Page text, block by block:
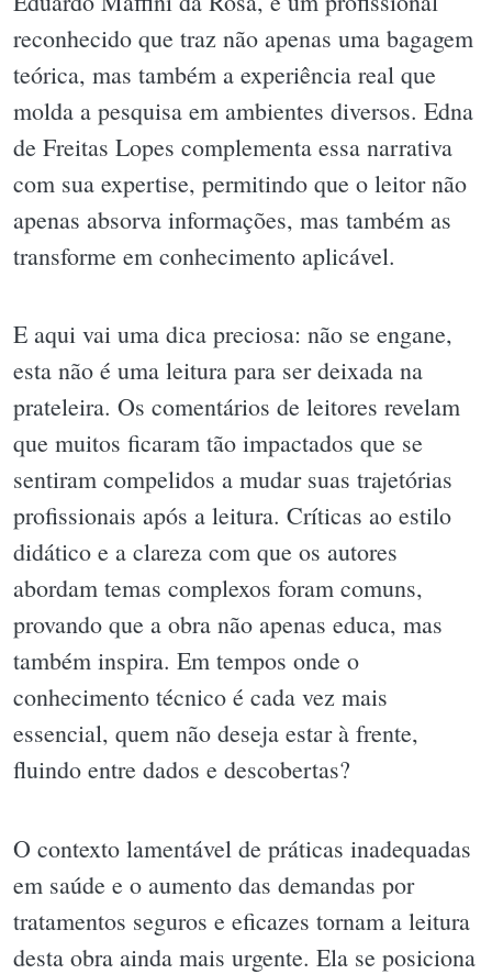
reconhecido que traz não apenas uma bagagem
teórica, mas também a experiência real que
molda a pesquisa em ambientes diversos. Edna
de Freitas Lopes complementa essa narrativa
com sua expertise, permitindo que o leitor não
apenas absorva informações, mas também as
transforme em conhecimento aplicável.
E aqui vai uma dica preciosa: não se engane,
esta não é uma leitura para ser deixada na
prateleira. Os comentários de leitores revelam
que muitos ficaram tão impactados que se
sentiram compelidos a mudar suas trajetórias
profissionais após a leitura. Críticas ao estilo
didático e a clareza com que os autores
abordam temas complexos foram comuns,
provando que a obra não apenas educa, mas
também inspira. Em tempos onde o
conhecimento técnico é cada vez mais
essencial, quem não deseja estar à frente,
fluindo entre dados e descobertas?
O contexto lamentável de práticas inadequadas
em saúde e o aumento das demandas por
tratamentos seguros e eficazes tornam a leitura
desta obra ainda mais urgente. Ela se posiciona